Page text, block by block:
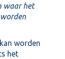
waar het
worden
het